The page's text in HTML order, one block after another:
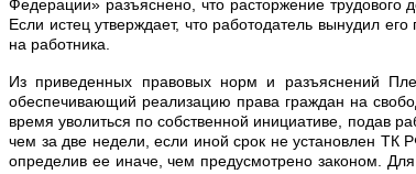
Федерации» разъяснено, что расторжение трудового
Если истец утверждает, что работодатель вынудил
на работника.
Из приведенных правовых норм и разъяснений
обеспечивающий реализацию права граждан на
время уволиться по собственной инициативе, подав
чем за две недели, если иной срок не установлен ТК
определив ее иначе, чем предусмотрено законом.